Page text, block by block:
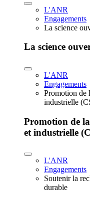
L'ANR
Engagements
La science
La science
L'ANR
Engagements
Promotion de
industrielle
Promotion de
et industrielle
L'ANR
Engagements
Soutenir la
durable